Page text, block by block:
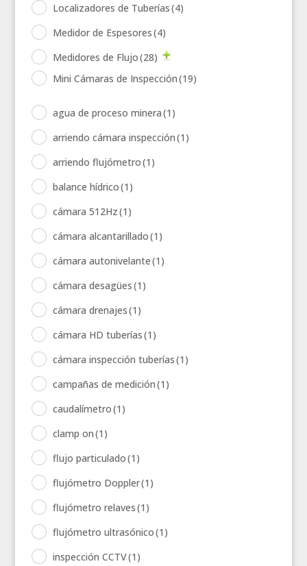
Localizadores de Tuberías(4)
Medidor de Espesores(4)
Medidores de Flujo(28)
Mini Cámaras de Inspección(19)
agua de proceso minera(1)
arriendo cámara inspección(1)
arriendo flujómetro(1)
balance hídrico(1)
cámara 512Hz(1)
cámara alcantarillado(1)
cámara autonivelante(1)
cámara desagües(1)
cámara drenajes(1)
cámara HD tuberías(1)
cámara inspección tuberías(1)
campañas de medición(1)
caudalímetro(1)
clamp on(1)
flujo particulado(1)
flujómetro Doppler(1)
flujómetro relaves(1)
flujómetro ultrasónico(1)
inspección CCTV(1)